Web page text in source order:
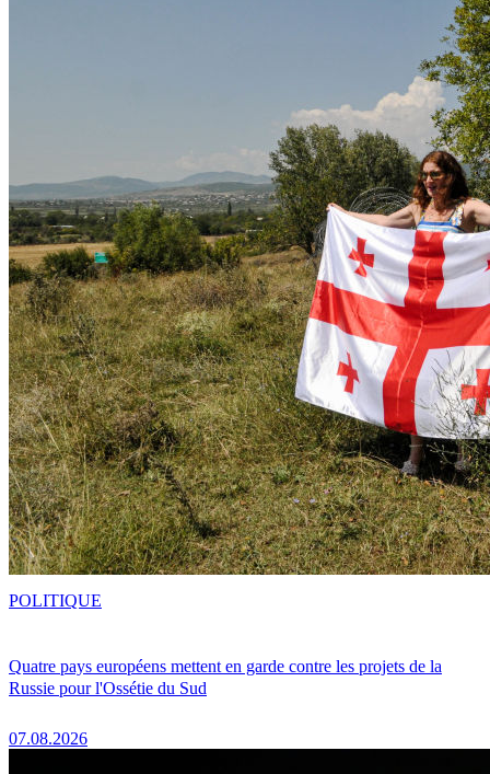
Quatre pays européens mettent en garde contre les projets de la
Russie pour l'Ossétie du Sud
07.08.2026
POLITIQUE